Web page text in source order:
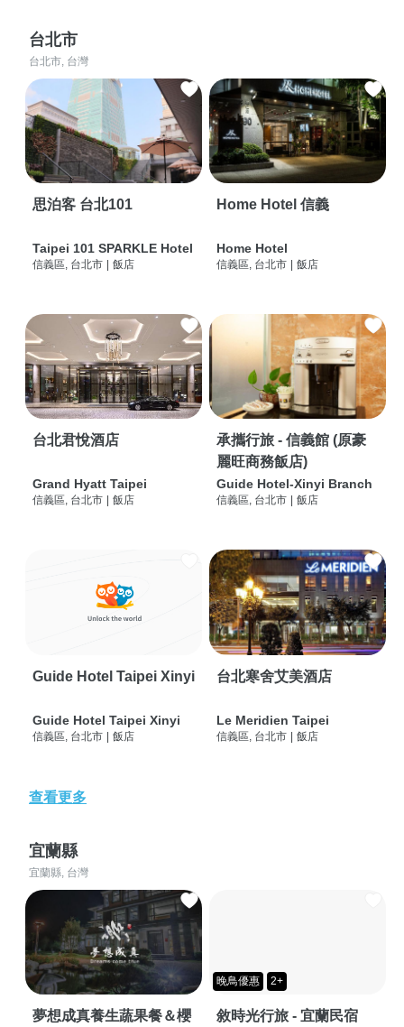
台北市
台北市, 台灣
思泊客 台北101
Taipei 101 SPARKLE Hotel
信義區, 台北市 飯店
Home Hotel 信義
Home Hotel
信義區, 台北市 飯店
台北君悅酒店
Grand Hyatt Taipei
信義區, 台北市 飯店
承攜行旅 - 信義館 (原豪
麗旺商務飯店)
Guide Hotel-Xinyi Branch
信義區, 台北市 飯店
Guide Hotel Taipei Xinyi
Guide Hotel Taipei Xinyi
信義區, 台北市 | 飯店
台北寒舍艾美酒店
Le Meridien Taipei
信義區, 台北市 | 飯店
查看更多
宜蘭縣
宜蘭縣, 台灣
夢想成真養生蔬果餐＆櫻
晚鳥優惠 2+
敘時光行旅 - 宜蘭民宿